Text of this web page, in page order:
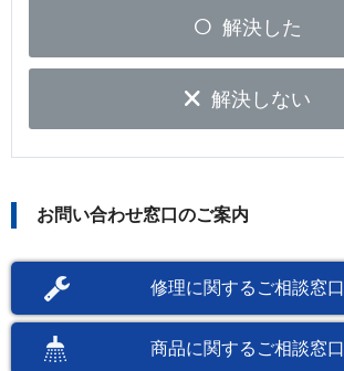
解決した
解決しない
お問い合わせ窓口のご案内
修理に関するご相談窓口
商品に関するご相談窓口